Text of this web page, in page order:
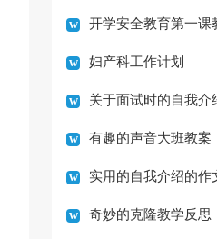
开学安全教育第一课
篇）妇产科工作计划
关于面试时的自我介
有趣的声音大班教案
实用的自我介绍的作
奇妙的克隆教学反思